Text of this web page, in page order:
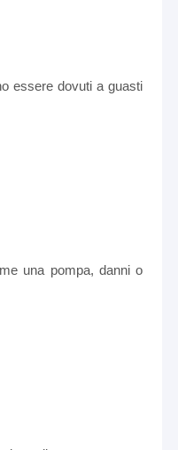
essere dovuti a guasti
una pompa, danni o